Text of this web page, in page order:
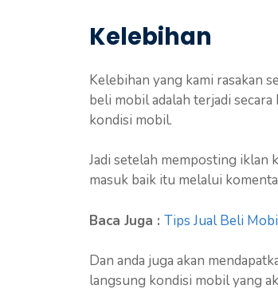
Kelebihan
Kelebihan yang kami rasakan
beli mobil adalah terjadi
kondisi mobil.
Jadi setelah memposting iklan
masuk baik itu melalui
Baca Juga : Tips Jual Beli
Dan anda juga akan
langsung kondisi mobil yang